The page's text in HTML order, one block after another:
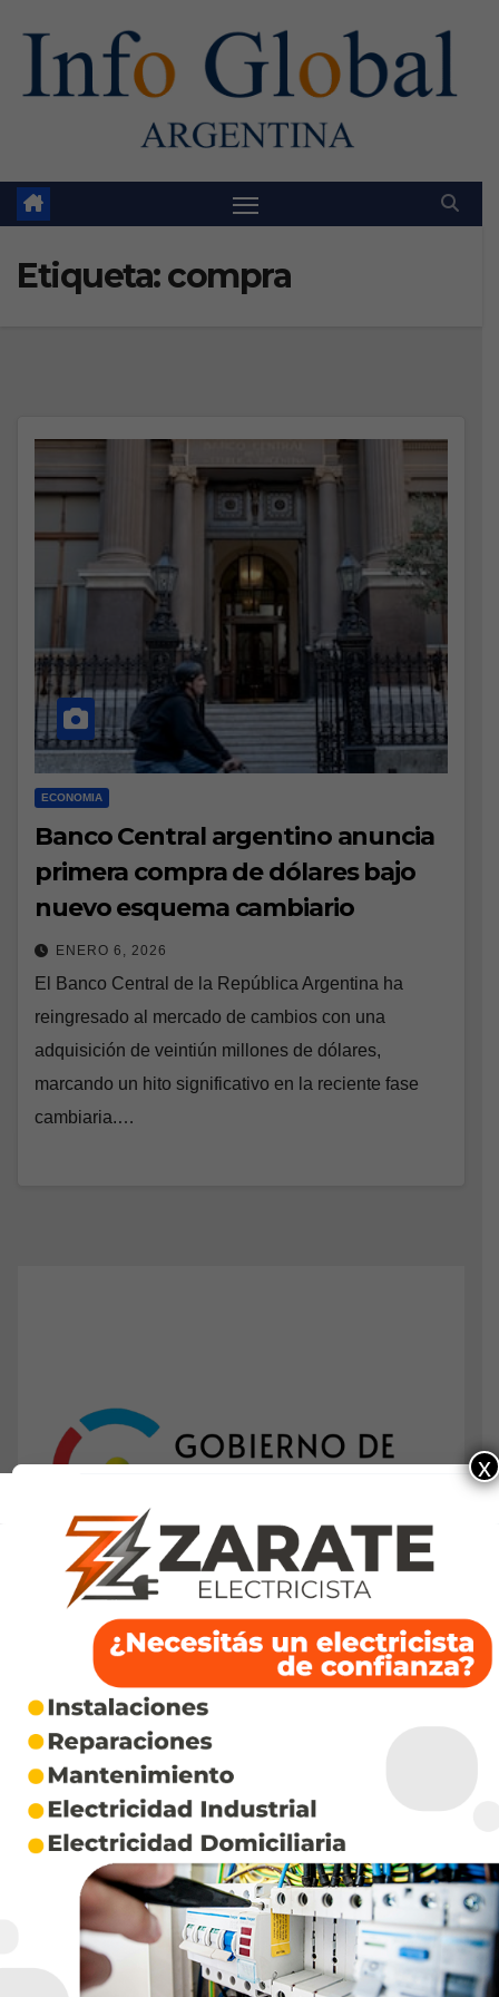
Etiqueta:compra
ECONOMIA
Banco Central argentino anuncia
primera compra de dólares bajo
nuevo esquema cambiario
ENERO 6, 2026
El Banco Central de la República Argentina ha
reingresado al mercado de cambios con una
adquisición de veintiún millones de dólares,
marcando un hito significativo en la reciente fase
cambiaria.…
x